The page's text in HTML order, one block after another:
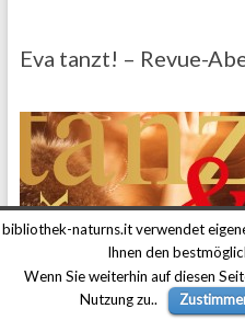
bibliothek-naturns.it verwendet
Ihnen den
Wenn Sie weiterhin auf diesen
Nutzung zu..
Eva tanzt! – Revue-